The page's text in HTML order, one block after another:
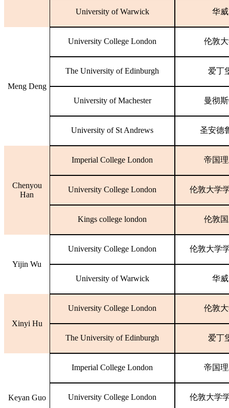
University of Warwick 华
Meng Deng
University College London 伦敦
The University of Edinburgh 爱丁
University of Machester 曼彻
University of St Andrews 圣安德
Chenyou
Han
Imperial College London 帝国
University College London 伦敦大学
Kings college london 伦敦
Yijin Wu
University College London 伦敦大学
University of Warwick 华
Xinyi Hu
University College London 伦敦
The University of Edinburgh 爱丁
Keyan Guo
Imperial College London 帝国
University College London 伦敦大学